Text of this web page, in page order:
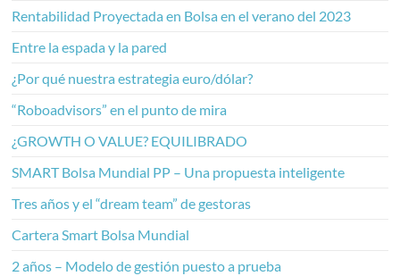
Rentabilidad Proyectada en Bolsa en el verano del 2023
Entre la espada y la pared
¿Por qué nuestra estrategia euro/dólar?
“Roboadvisors” en el punto de mira
¿GROWTH O VALUE? EQUILIBRADO
SMART Bolsa Mundial PP – Una propuesta inteligente
Tres años y el “dream team” de gestoras
Cartera Smart Bolsa Mundial
2 años – Modelo de gestión puesto a prueba